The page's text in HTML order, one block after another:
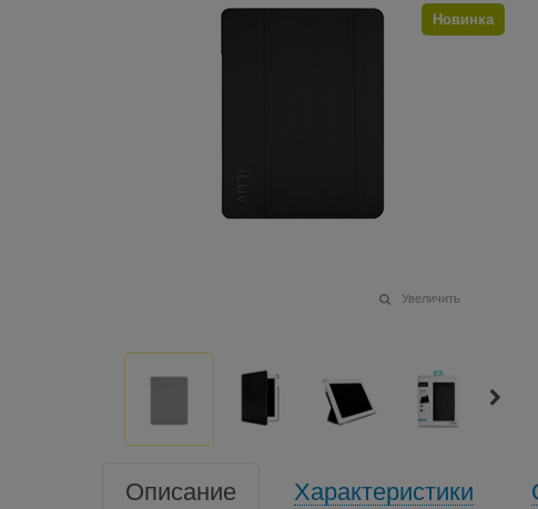
Новинка
Увеличить
Описание Характеристики